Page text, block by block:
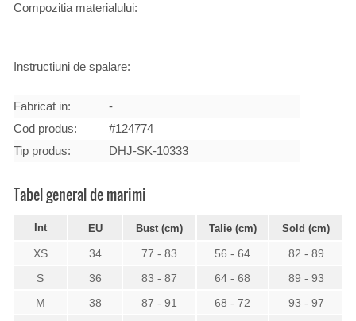
Compozitia materialului:
Instructiuni de spalare:
Fabricat in:
-
Cod produs:
#124774
Tip produs:
DHJ-SK-10333
Tabel general de marimi
Int EU Bust (cm) Talie (cm) Sold (cm)
XS 34 77 - 83 56 - 64
82 - 89
S
36 83 - 87 64 - 68
89 - 93
M
38 87 - 91 68 - 72 93 - 97